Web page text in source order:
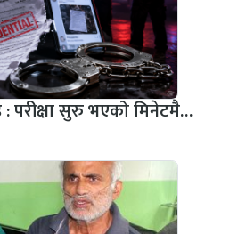
: परीक्षा सुरु भएको मिनेटमै…